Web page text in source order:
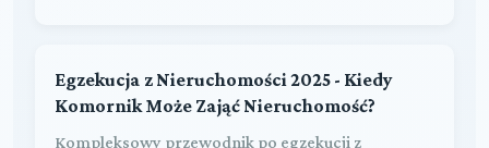
Egzekucja z Nieruchomości 2025 - Kiedy
Komornik Może Zająć Nieruchomość?
Kompleksowy przewodnik po egzekucji z